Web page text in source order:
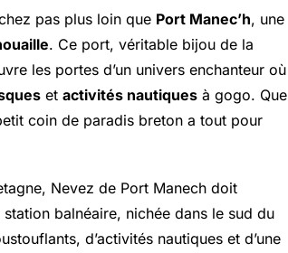
pas plus loin que Port Manec’h, une
. Ce port, véritable bijou de la
les portes d’un univers enchanteur où
et activités nautiques à gogo. Que
coin de paradis breton a tout pour
Nevez de Port Manech doit
balnéaire, nichée dans le sud du
d’activités nautiques et d’une